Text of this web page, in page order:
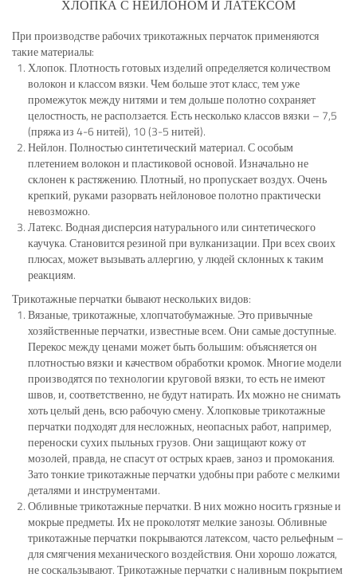
ХЛОПКА С НЕЙЛОНОМ И ЛАТЕКСОМ
При производстве рабочих трикотажных перчаток применяются
такие материалы:
Хлопок. Плотность готовых изделий определяется количеством
волокон и классом вязки. Чем больше этот класс, тем уже
промежуток между нитями и тем дольше полотно сохраняет
целостность, не расползается. Есть несколько классов вязки – 7,5
(пряжа из 4-6 нитей), 10 (3-5 нитей).
Нейлон. Полностью синтетический материал. С особым
плетением волокон и пластиковой основой. Изначально не
склонен к растяжению. Плотный, но пропускает воздух. Очень
крепкий, руками разорвать нейлоновое полотно практически
невозможно.
Латекс. Водная дисперсия натурального или синтетического
каучука. Становится резиной при вулканизации. При всех своих
плюсах, может вызывать аллергию, у людей склонных к таким
реакциям.
Трикотажные перчатки бывают нескольких видов:
Вязаные, трикотажные, хлопчатобумажные. Это привычные
хозяйственные перчатки, известные всем. Они самые доступные.
Перекос между ценами может быть большим: объясняется он
плотностью вязки и качеством обработки кромок. Многие модели
производятся по технологии круговой вязки, то есть не имеют
швов, и, соответственно, не будут натирать. Их можно не снимать
хоть целый день, всю рабочую смену. Хлопковые трикотажные
перчатки подходят для несложных, неопасных работ, например,
переноски сухих пыльных грузов. Они защищают кожу от
мозолей, правда, не спасут от острых краев, заноз и промокания.
Зато тонкие трикотажные перчатки удобны при работе с мелкими
деталями и инструментами.
Обливные трикотажные перчатки. В них можно носить грязные и
мокрые предметы. Их не проколотят мелкие занозы. Обливные
трикотажные перчатки покрываются латексом, часто рельефным –
для смягчения механического воздействия. Они хорошо ложатся,
не соскальзывают. Трикотажные перчатки с наливным покрытием